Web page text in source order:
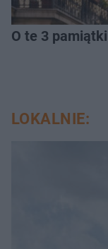
O te 3
LOKALNIE: